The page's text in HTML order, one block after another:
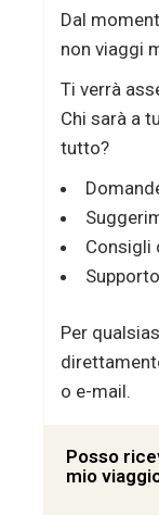
Dal
non viaggi
Ti verrà
Chi sarà a
tutto?
Consigli
Per
o e-mail.
Posso
mio